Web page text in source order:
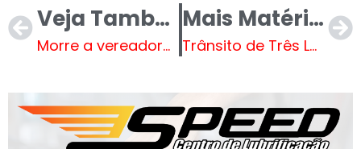
Veja Também
Morre a vereadora Luciana Novaes, que ficou tetraplégica após bala perdida no Rio
Mais Matérias
Trânsito de Três Lagoas preocupa autoridades e reforça campanha pelo uso do cinto